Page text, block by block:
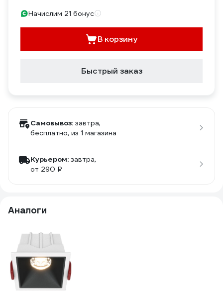
Начислим 21 бонус
В корзину
Быстрый заказ
Самовывоз: завтра,
бесплатно, из 1 магазина
Курьером: завтра,
от 290 ₽
Аналоги